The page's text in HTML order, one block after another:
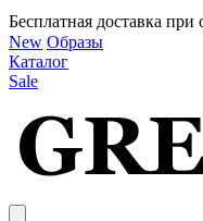
Бесплатная доставка при
New Образы
Каталог
Sale